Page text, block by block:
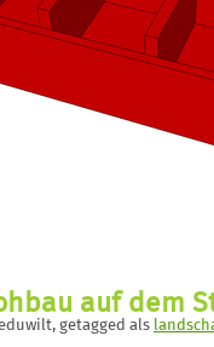
auf dem
, getagged als